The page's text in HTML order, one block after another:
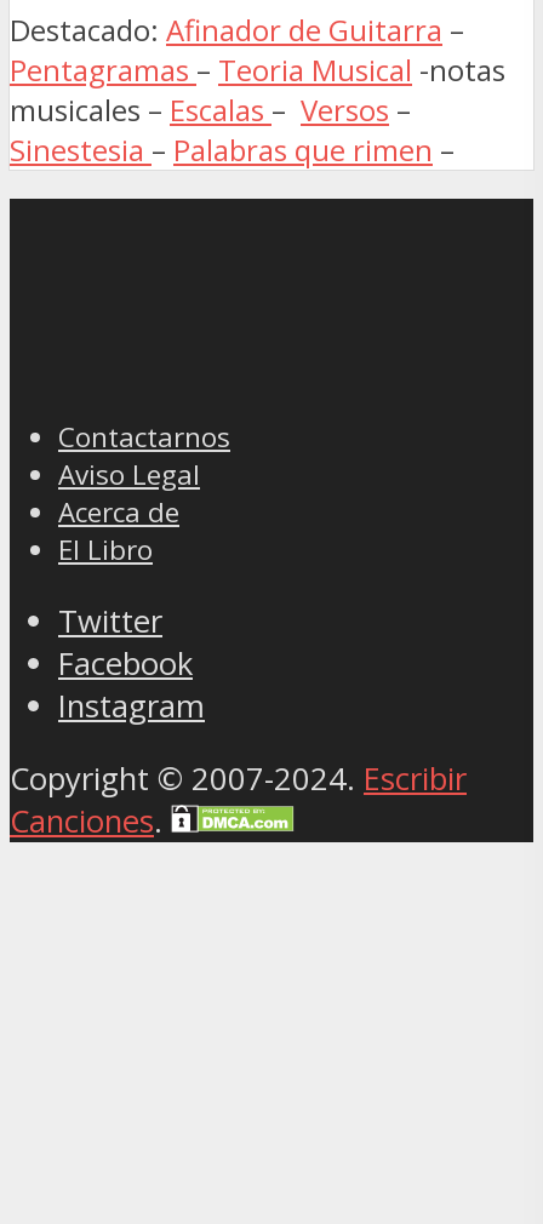
Destacado: Afinador de Guitarra –
Pentagramas – Teoria Musical -notas
musicales – Escalas – Versos –
Sinestesia – Palabras que rimen –
Contactarnos
Aviso Legal
Acerca de
El Libro
Twitter
Facebook
Instagram
Copyright © 2007-2024. Escribir
Canciones.